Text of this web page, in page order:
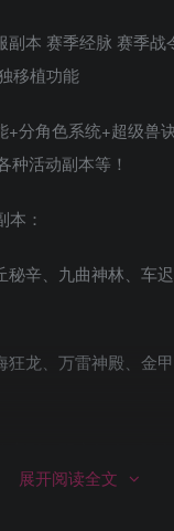
副本 赛季经脉 赛季
移植功能
+分角色系统+超级兽
种活动副本等！
本：
秘辛、九曲神林、车
狂龙、万雷神殿、金
展开阅读全文